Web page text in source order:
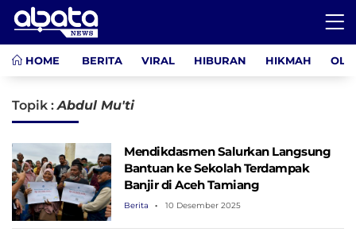
HOME BERITA VIRAL HIBURAN HIKMAH
Topik :Abdul Mu'ti
Mendikdasmen Salurkan Langsung
Bantuan ke Sekolah Terdampak
Banjir di Aceh Tamiang
Berita 10 Desember 2025